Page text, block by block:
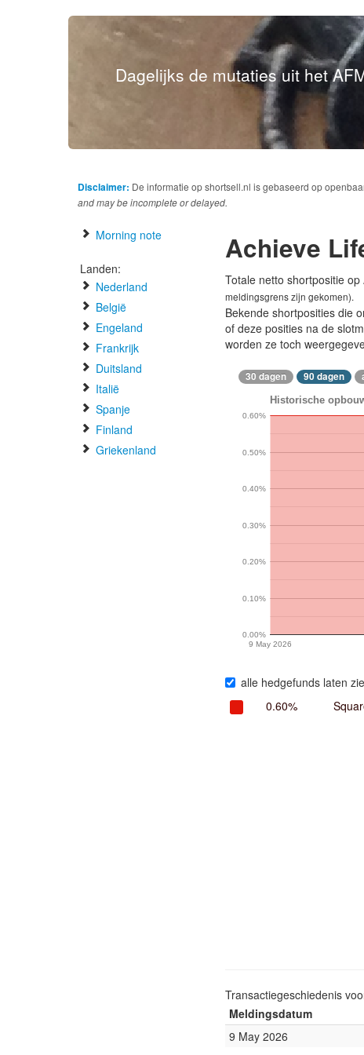
Dagelijks de mutaties uit het
Disclaimer: De informatie op shortsell.nl is gebaseerd op
and may be incomplete or delayed.
Morning note
Landen:
Nederland
België
Engeland
Frankrijk
Duitsland
Italië
Spanje
Finland
Griekenland
Achieve
Totale netto shortpositie op
meldingsgrens zijn gekomen).
Bekende shortposities die
of deze posities na de
worden ze toch
30 dagen 90 dagen
Historische
9 May 2026
0.00%
0.10%
0.20%
0.30%
0.40%
0.50%
0.60%
alle hedgefunds laten
0.60%
Transactiegeschiedenis
Meldingsdatum
9 May 2026